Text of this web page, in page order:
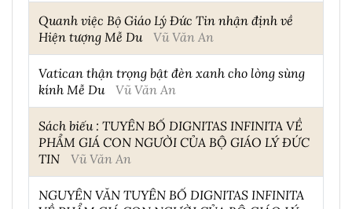
Quanh việc Bộ Giáo Lý Đức Tin nhận định về
Hiện tượng Mễ Du
Vũ Văn An
Vatican thận trọng bật đèn xanh cho lòng sùng
kính Mễ Du
Vũ Văn An
Sách biếu : TUYÊN BỐ DIGNITAS INFINITA VỀ
PHẨM GIÁ CON NGƯỜI CỦA BỘ GIÁO LÝ ĐỨC
TIN
Vũ Văn An
NGUYÊN VĂN TUYÊN BỐ DIGNITAS INFINITA